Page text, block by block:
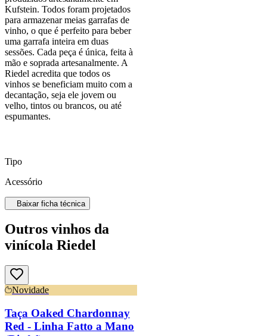
Kufstein. Todos foram projetados
para armazenar meias garrafas de
vinho, o que é perfeito para beber
uma garrafa inteira em duas
sessões. Cada peça é única, feita à
mão e soprada artesanalmente. A
Riedel acredita que todos os
vinhos se beneficiam muito com a
decantação, seja ele jovem ou
velho, tintos ou brancos, ou até
espumantes.
Tipo
Acessório
Baixar ficha técnica
Outros vinhos da
vinícola Riedel
Novidade
Taça Oaked Chardonnay
Red - Linha Fatto a Mano